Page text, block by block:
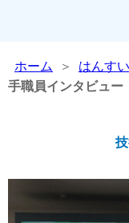
ホーム ＞ はんす
手職員インタビュー